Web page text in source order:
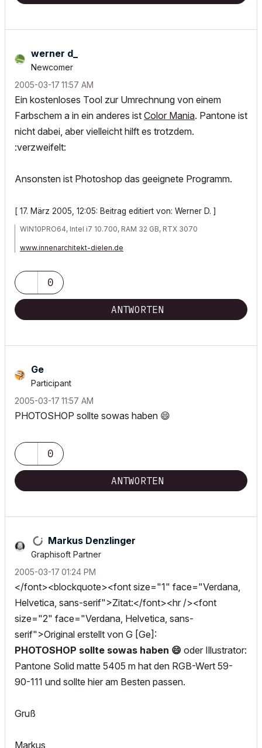
werner d_
Newcomer
‎2005-03-17 11:57 AM
Ein kostenloses Tool zur Umrechnung von einem
Farbschem a in ein anderes ist Color Mania. Pantone ist
nicht dabei, aber vielleicht hilft es trotzdem.
:verzweifelt:
Ansonsten ist Photoshop das geeignete Programm.
[ 17. März 2005, 12:05: Beitrag editiert von: Werner D. ]
WIN10PRO64, Intel i7 10.700, RAM 32 GB, RTX 3070
www.innenarchitekt-dielen.de
0
ANTWORTEN
Ge
Participant
‎2005-03-17 11:57 AM
PHOTOSHOP sollte sowas haben 😄
0
ANTWORTEN
Markus Denzlinger
Graphisoft Partner
‎2005-03-17 01:24 PM
</font><blockquote><font size="1" face="Verdana,
Helvetica, sans-serif">Zitat:</font><hr /><font
size="2" face="Verdana, Helvetica, sans-
serif">Original erstellt von G [Ge]:
PHOTOSHOP sollte sowas haben 😄 oder Illustrator:
Pantone Solid matte 5405 m hat den RGB-Wert 59-
90-111 und sollte hier am Besten passen.
Gruß
Markus